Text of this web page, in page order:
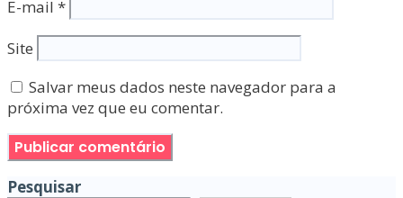
E-mail *
Site
Salvar meus dados neste navegador para a
próxima vez que eu comentar.
Pesquisar